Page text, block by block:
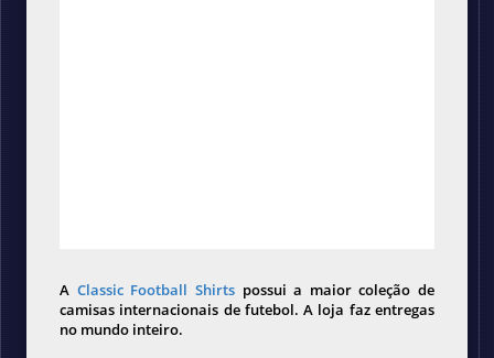
A Classic Football Shirts possui a maior coleção de
camisas internacionais de futebol. A loja faz entregas
no mundo inteiro.